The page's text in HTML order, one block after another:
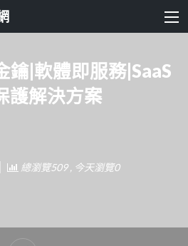
|軟體即服務|SaaS
護解決方案
總瀏覽509 , 今天瀏覽0